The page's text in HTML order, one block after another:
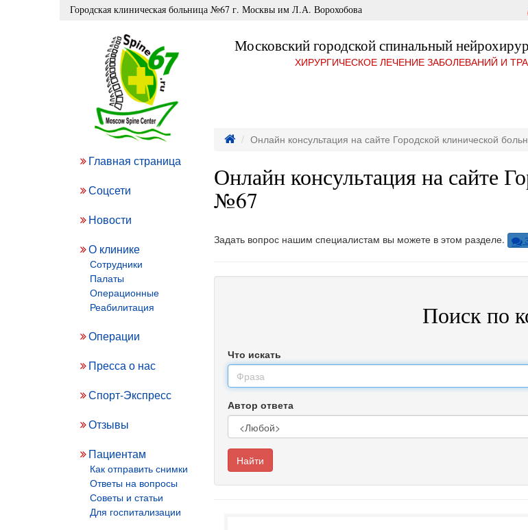
Городская клиническая больница №67 г. Москвы им Л.А. Ворохобова
Главная страница
Соцсети
Новости
О клинике
Сотрудники
Палаты
Операционные
Реабилитация
Операции
Пресса о нас
Спорт-Экспресс
Отзывы
Пациентам
Как отправить снимки
Ответы на вопросы
Советы и статьи
Для госпитализации
Московский городской спинальный
ХИРУРГИЧЕСКОЕ ЛЕЧЕНИЕ ЗАБОЛЕВАНИЙ И
Онлайн консультация на сайте Городской клинической
Онлайн консультация на сайте
№67
Задать вопрос нашим специалистам вы можете в этом разделе.
Поиск по
Что искать
Автор ответа
Найти